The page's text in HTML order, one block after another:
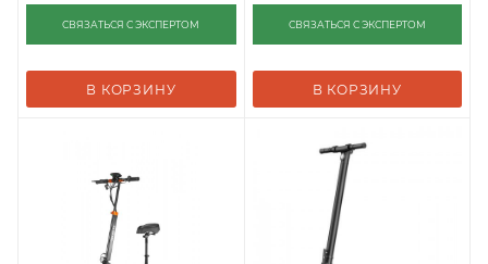
СВЯЗАТЬСЯ С ЭКСПЕРТОМ
В КОРЗИНУ
СВЯЗАТЬСЯ С ЭКСПЕРТОМ
В КОРЗИНУ